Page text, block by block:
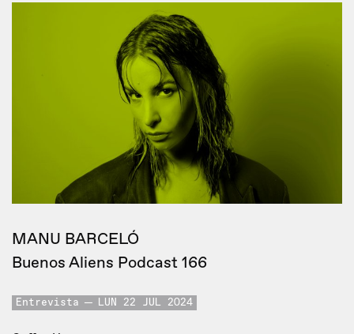
MANU BARCELÓ
Buenos Aliens Podcast 166
Entrevista LUN 22 JUL 2024